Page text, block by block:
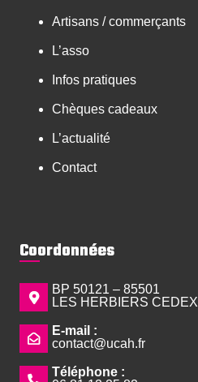
Artisans / commerçants
L’asso
Infos pratiques
Chèques cadeaux
L’actualité
Contact
Coordonnées
BP 50121 – 85501
LES HERBIERS CEDEX
E-mail :
contact@ucah.fr
Téléphone :